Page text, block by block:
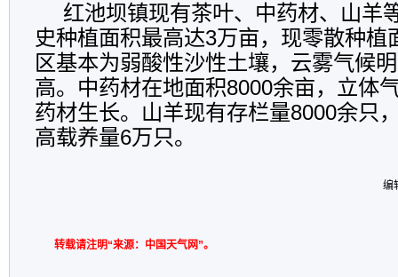
红池坝镇现有茶叶、中药材、山羊
史种植面积最高达3万亩，现零散种植
区基本为弱酸性沙性土壤，云雾气候
高。中药材在地面积8000余亩，立体
药材生长。山羊现有存栏量8000余只
高载养量6万只。
编
转载请注明“来源：中国天气网”。